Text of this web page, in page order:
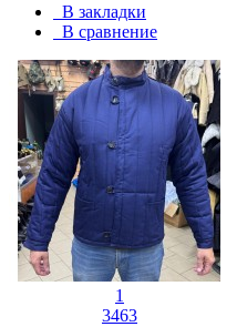
В закладки
В сравнение
1
3463